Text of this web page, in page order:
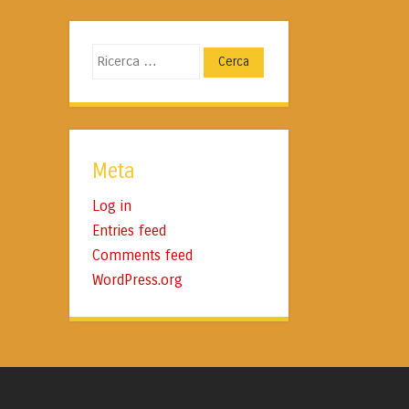
Cerca
Meta
Log in
Entries feed
Comments feed
WordPress.org